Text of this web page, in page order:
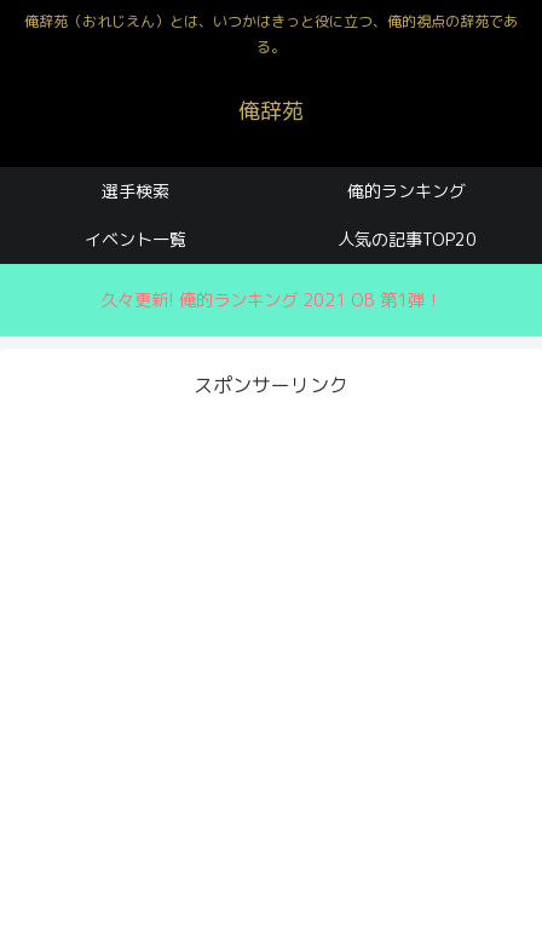
俺辞苑（おれじえん）とは、いつかはきっと役に立つ、俺的視点の辞苑であ
る。
俺辞苑
選手検索 俺的ランキング
イベント一覧 人気の記事TOP20
久々更新! 俺的ランキング 2021 OB 第1弾！
スポンサーリンク